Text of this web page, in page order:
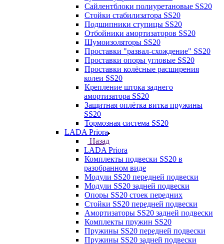
Сайлентблоки полиуретановые SS20
Стойки стабилизатора SS20
Подшипники ступицы SS20
Отбойники амортизаторов SS20
Шумоизоляторы SS20
Проставки "развал-схождение" SS20
Проставки опоры угловые SS20
Проставки колёсные расширения
колеи SS20
Крепление штока заднего
амортизатора SS20
Защитная оплётка витка пружины
SS20
Тормозная система SS20
LADA Priora
Назад
LADA Priora
Комплекты подвески SS20 в
разобранном виде
Модули SS20 передней подвески
Модули SS20 задней подвески
Опоры SS20 стоек передних
Стойки SS20 передней подвески
Амортизаторы SS20 задней подвески
Комплекты пружин SS20
Пружины SS20 передней подвески
Пружины SS20 задней подвески